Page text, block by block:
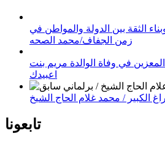
الثقة بين الدولة والمواطن في
زمن الجفاف/محمد الصحه
في وفاة الوالدة مريم بنت
اعبيدك
الكبير / محمد غلام الحاج الشيخ
تابعونا